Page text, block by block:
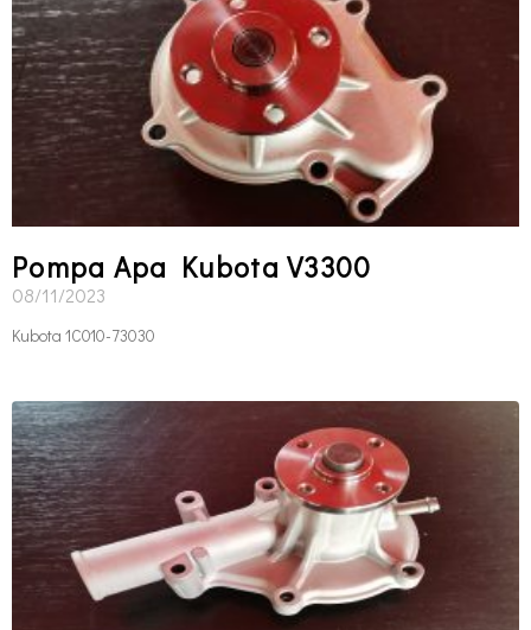
Pompa Apa Kubota V3300
08/11/2023
Kubota 1C010-73030